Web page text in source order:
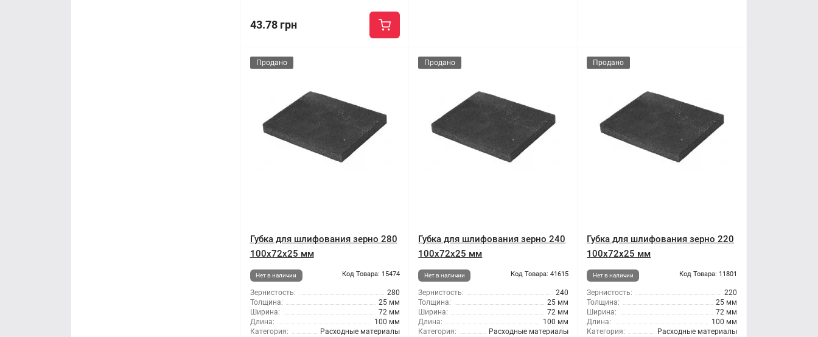
43.78 грн
Продано
Губка для шлифования зерно 280
100x72x25 мм
Нет в наличии Код Товара: 15474
Зернистость:
280
Толщина:
25 мм
Ширина:
72 мм
Длина:
100 мм
Категория:
Расходные материалы
Продано
Губка для шлифования зерно 240
100x72x25 мм
Нет в наличии Код Товара: 41615
Зернистость:
240
Толщина:
25 мм
Ширина:
72 мм
Длина:
100 мм
Категория:
Расходные материалы
Продано
Губка для шлифования зерно 220
100x72x25 мм
Нет в наличии Код Товара: 11801
Зернистость:
220
Толщина:
25 мм
Ширина:
72 мм
Длина:
100 мм
Категория:
Расходные материалы